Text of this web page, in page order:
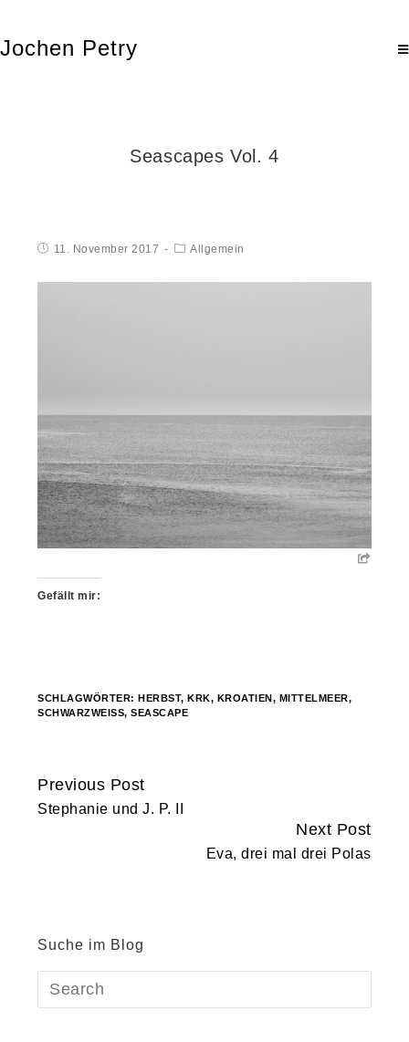
Jochen Petry
Seascapes Vol. 4
11. November 2017 Allgemein
Gefällt mir:
SCHLAGWÖRTER: HERBST, KRK, KROATIEN , MITTELMEER,
SCHWARZWEISS
,SEASCAPE
Continue
Reading
Previous Post
Stephanie und J. P. II
Next Post
Eva, drei mal drei Polas
Suche im Blog